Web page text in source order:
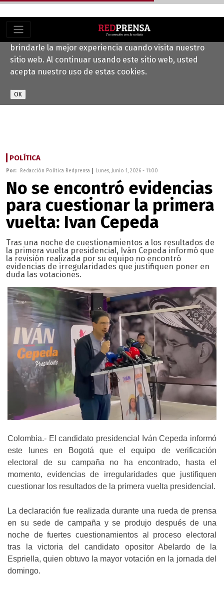
Este sitio web utiliza cookies para ayudarnos a
brindarle la mejor experiencia cuando visita nuestro
sitio web. Al continuar usando este sitio web, usted
acepta nuestro uso de estas cookies.
POLÍTICA
Por: Redacción Política Redprensa Lunes, Junio 1, 2026 - 11:00
No se encontró evidencias
para cuestionar la primera
vuelta: Ivan Cepeda
Tras una noche de cuestionamientos a los resultados de
la primera vuelta presidencial, Iván Cepeda informó que
la revisión realizada por su equipo no encontró
evidencias de irregularidades que justifiquen poner en
duda las votaciones.
Colombia.- El candidato presidencial Iván Cepeda informó
este lunes en Bogotá que el equipo de verificación
electoral de su campaña no ha encontrado, hasta el
momento, evidencias de irregularidades que justifiquen
cuestionar los resultados de la primera vuelta presidencial.
La declaración fue realizada durante una rueda de prensa
en su sede de campaña y se produjo después de una
noche de fuertes cuestionamientos al proceso electoral
tras la victoria del candidato opositor Abelardo de la
Espriella, quien obtuvo la mayor votación en la jornada del
domingo.